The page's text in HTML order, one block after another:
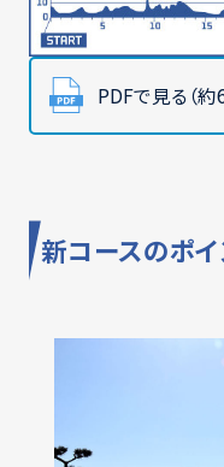
PDFで見る（
新コースのポイ